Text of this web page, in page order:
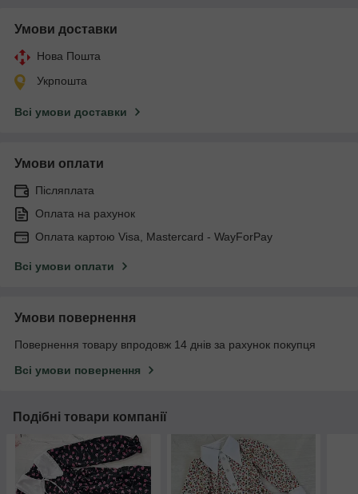
Умови доставки
Нова Пошта
Укрпошта
Всі умови доставки
Умови оплати
Післяплата
Оплата на рахунок
Оплата картою Visa, Mastercard - WayForPay
Всі умови оплати
Умови повернення
Повернення товару впродовж 14 днів за рахунок покупця
Всі умови повернення
Подібні товари компанії